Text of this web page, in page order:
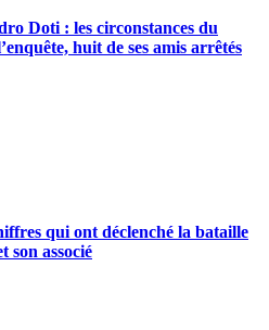
Doti : les circonstances du
huit de ses amis arrêtés
qui ont déclenché la bataille
son associé